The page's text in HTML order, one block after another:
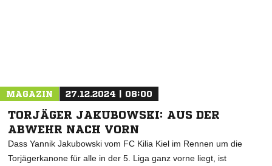
MAGAZIN 27.12.2024 | 08:00
TORJÄGER JAKUBOWSKI: AUS DER
ABWEHR NACH VORN
Dass Yannik Jakubowski vom FC Kilia Kiel im Rennen um die
Torjägerkanone für alle in der 5. Liga ganz vorne liegt, ist